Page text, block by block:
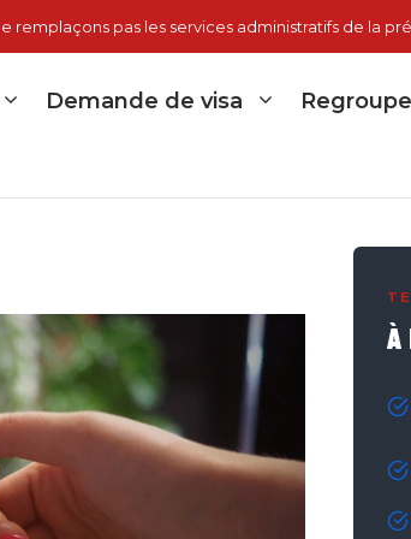
remplaçons pas les services administratifs de la
Demande de visa
À